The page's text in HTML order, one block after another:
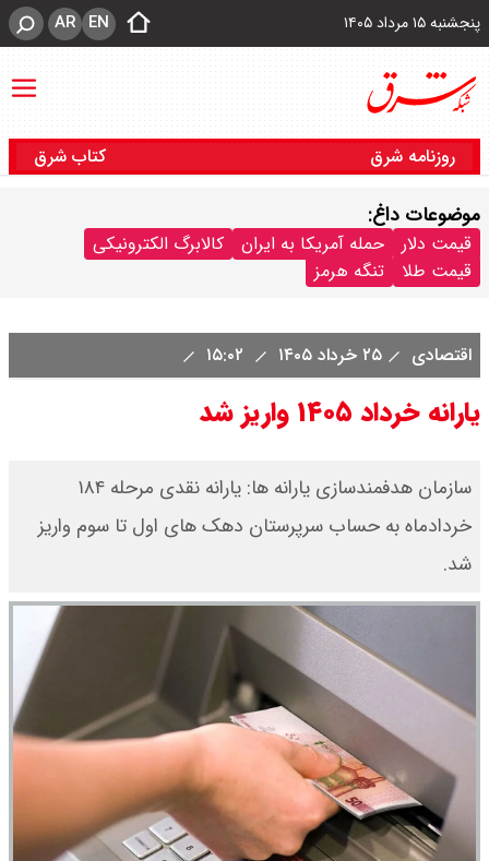
پنجشنبه ۱۵ مرداد ۱۴۰۵ EN
AR
روزنامه شرق کتاب شرق
موضوعات داغ:
قیمت دلار حمله آمریکا به ایران
کالابرگ الکترونیکی
قیمت طلا
تنگه هرمز
اقتصادی ۲۵ خرداد ۱۴۰۵
یارانه خرداد ۱۴۰۵ واریز شد
سازمان هدفمندسازی یارانه ها: یارانه نقدی مرحله ۱۸۴
خرداد‌ماه به حساب سرپرستان دهک های اول تا سوم واریز
شد.